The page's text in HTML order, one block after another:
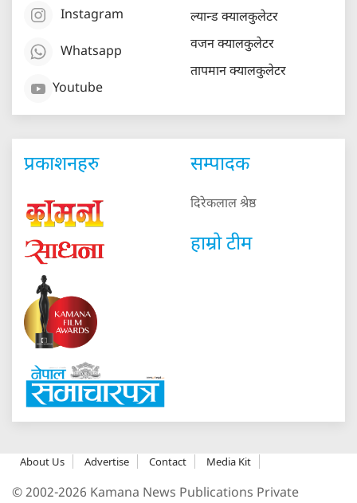
Instagram
Whatsapp
Youtube
ल्यान्ड क्यालकुलेटर
वजन क्यालकुलेटर
तापमान क्यालकुलेटर
प्रकाशनहरु सम्पादक
दिरेकलाल श्रेष्ठ
हाम्रो टीम
About Us Advertise Contact Media Kit
© 2002-2026 Kamana News Publications Private